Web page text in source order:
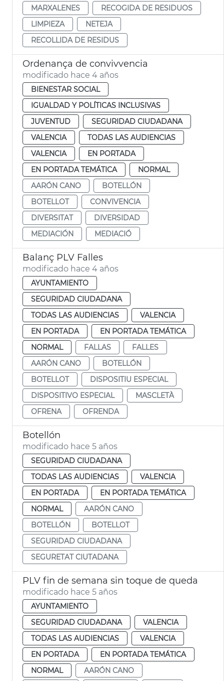
MARXALENES
RECOGIDA DE RESIDUOS
LIMPIEZA
NETEJA
RECOLLIDA DE RESIDUS
Ordenança de convivvencia
modificado hace 4 años
BIENESTAR SOCIAL
IGUALDAD Y POLÍTICAS INCLUSIVAS
JUVENTUD
SEGURIDAD CIUDADANA
VALENCIA
TODAS LAS AUDIENCIAS
VALENCIA
EN PORTADA
EN PORTADA TEMÁTICA
NORMAL
AARÓN CANO
BOTELLÓN
BOTELLOT
CONVIVENCIA
DIVERSITAT
DIVERSIDAD
MEDIACIÓN
MEDIACIÓ
Balanç PLV Falles
modificado hace 4 años
AYUNTAMIENTO
SEGURIDAD CIUDADANA
TODAS LAS AUDIENCIAS
VALENCIA
EN PORTADA
EN PORTADA TEMÁTICA
NORMAL
FALLAS
FALLES
AARÓN CANO
BOTELLÓN
BOTELLOT
DISPOSITIU ESPECIAL
DISPOSITIVO ESPECIAL
MASCLETÀ
OFRENA
OFRENDA
Botellón
modificado hace 5 años
SEGURIDAD CIUDADANA
TODAS LAS AUDIENCIAS
VALENCIA
EN PORTADA
EN PORTADA TEMÁTICA
NORMAL
AARÓN CANO
BOTELLÓN
BOTELLOT
SEGURIDAD CIUDADANA
SEGURETAT CIUTADANA
PLV fin de semana sin toque de queda
modificado hace 5 años
AYUNTAMIENTO
SEGURIDAD CIUDADANA
VALENCIA
TODAS LAS AUDIENCIAS
VALENCIA
EN PORTADA
EN PORTADA TEMÁTICA
NORMAL
AARÓN CANO